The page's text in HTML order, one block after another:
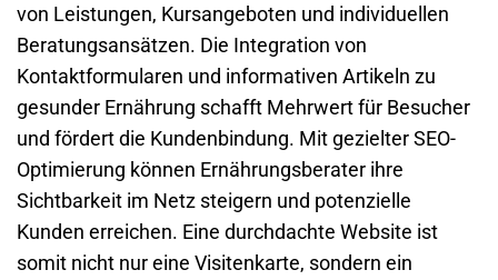
von Leistungen, Kursangeboten und individuellen
Beratungsansätzen. Die Integration von
Kontaktformularen und informativen Artikeln zu
gesunder Ernährung schafft Mehrwert für Besucher
und fördert die Kundenbindung. Mit gezielter SEO-
Optimierung können Ernährungsberater ihre
Sichtbarkeit im Netz steigern und potenzielle
Kunden erreichen. Eine durchdachte Website ist
somit nicht nur eine Visitenkarte, sondern ein